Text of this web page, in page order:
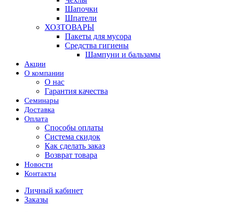
Шапочки
Шпатели
ХОЗТОВАРЫ
Пакеты для мусора
Средства гигиены
Шампуни и бальзамы
Акции
О компании
О нас
Гарантия качества
Семинары
Доставка
Оплата
Способы оплаты
Система скидок
Как сделать заказ
Возврат товара
Новости
Контакты
Личный кабинет
Заказы